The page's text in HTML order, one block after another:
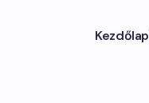
Kezdőlap